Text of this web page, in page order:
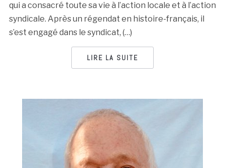
qui a consacré toute sa vie à l’action locale et à l’action
syndicale. Après un régendat en histoire-français, il
s’est engagé dans le syndicat, (…)
LIRE LA SUITE